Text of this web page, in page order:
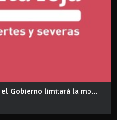
Gobierno limitará la mo...